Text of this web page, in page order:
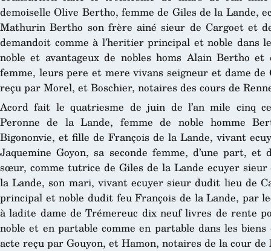
demoiselle Olive Bertho, femme de Giles de la Lande,
Mathurin Bertho son frère ainé sieur de Cargoet et
demandoit comme à l’heritier principal et noble dans
noble et avantageux de nobles homs Alain Bertho
femme, leurs pere et mere vivans seigneur et dame
reçu par Morel, et Boschier, notaires des cours de
Acord fait le quatriesme de juin de l’an mile cinq
Peronne de la Lande, femme de noble homme
Bigononvie, et fille de François de la Lande, vivant
Jaquemine Goyon, sa seconde femme, d’une part,
sœur, comme tutrice de Giles de la Lande ecuyer
la Lande, son mari, vivant ecuyer sieur dudit lieu de
principal et noble dudit feu François de la Lande, par
à ladite dame de Trémereuc dix neuf livres de rente
noble et en partable comme en partable dans les
acte reçu par Gouyon, et Hamon, notaires de la cour de